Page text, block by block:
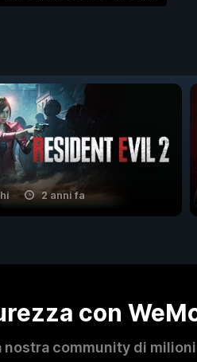
2 anni fa
con
community di